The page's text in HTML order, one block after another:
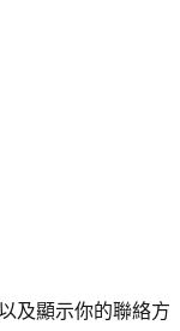
及顯示你的聯絡方